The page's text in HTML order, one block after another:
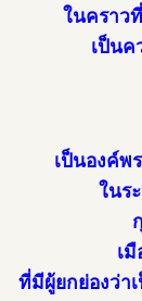
ในคราว
เป็นค
เป็นองค์
ในร
เ
ที่มีผู้ยกย่องว่า